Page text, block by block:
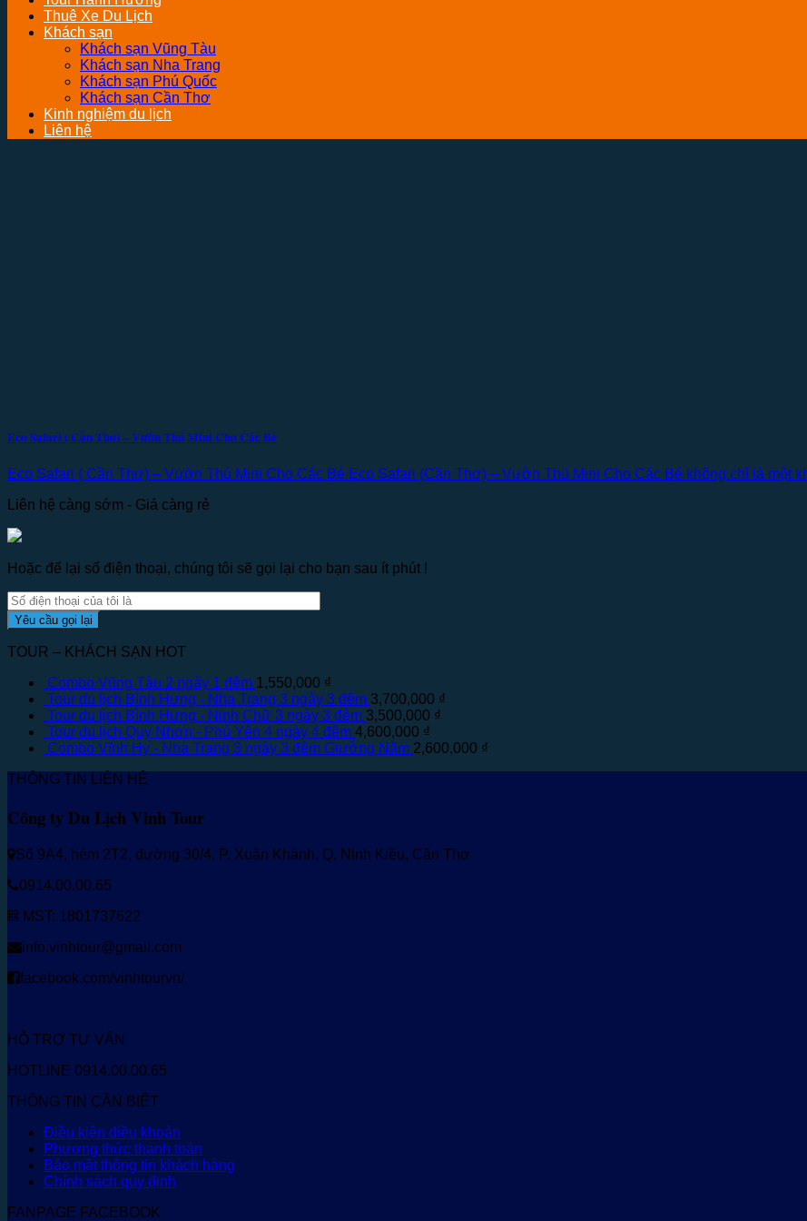
Thuê Xe Du Lịch
Khách sạn
Khách sạn Vũng Tàu
Khách sạn Nha Trang
Khách sạn Phú Quốc
Khách sạn Cần Thơ
Kinh nghiệm du lịch
Liên hệ
Eco Safari ( Cần Thơ) – Vườn Thú Mini Cho Các Bé
Eco Safari ( Cần Thơ) – Vườn Thú Mini Cho Các Bé Eco Safari (Cần Thơ) – Vườn Thú Mini Cho Các Bé không chỉ là một
Liên hệ càng sớm - Giá càng rẻ
Hoặc để lại số điện thoại, chúng tôi sẽ gọi lại cho bạn sau ít phút !
TOUR – KHÁCH SẠN HOT
Combo Vũng Tàu 2 ngày 1 đêm 1,550,000 ₫
Tour du lịch Bình Hưng - Nha Trang 3 ngày 3 đêm 3,700,000 ₫
Tour du lịch Bình Hưng - Ninh Chữ 3 ngày 3 đêm 3,500,000 ₫
Tour du lịch Quy Nhơn - Phú Yên 4 ngày 4 đêm 4,600,000 ₫
Combo Vĩnh Hy - Nha Trang 3 ngày 3 đêm Giường Nằm 2,600,000 ₫
THÔNG TIN LIÊN HỆ
Công ty Du Lịch Vinh Tour
Số 9A4, hẻm 2T2, đường 30/4, P. Xuân Khánh, Q. Ninh Kiều, Cần Thơ
0914.00.00.65
MST: 1801737622
info.vinhtour@gmail.com
facebook.com/vinhtourvn/
HỖ TRỢ TƯ VẤN
HOTLINE 0914.00.00.65
THÔNG TIN CẦN BIẾT
Điều kiện điều khoản
Phương thức thanh toán
Bảo mật thông tin khách hàng
Chính sách quy định
FANPAGE FACEBOOK